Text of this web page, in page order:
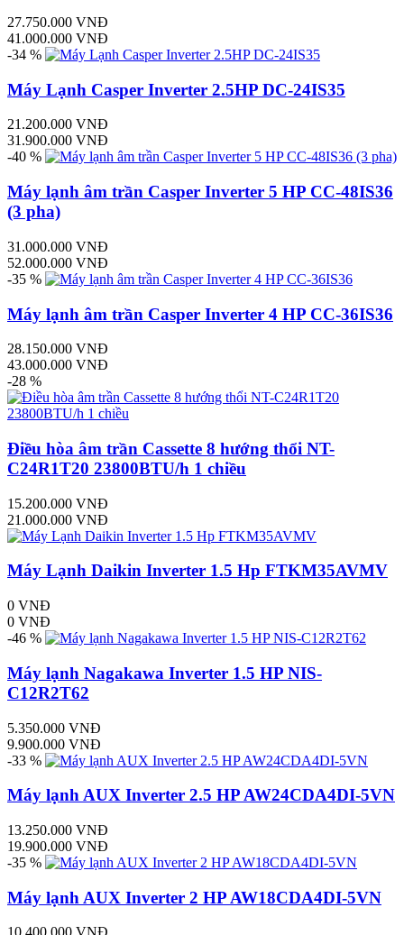
27.750.000 VNĐ
41.000.000 VNĐ
-34 %
Máy Lạnh Casper Inverter 2.5HP DC-24IS35
21.200.000 VNĐ
31.900.000 VNĐ
-40 %
Máy lạnh âm trần Casper Inverter 5 HP CC-48IS36
(3 pha)
31.000.000 VNĐ
52.000.000 VNĐ
-35 %
Máy lạnh âm trần Casper Inverter 4 HP CC-36IS36
28.150.000 VNĐ
43.000.000 VNĐ
-28 %
Điều hòa âm trần Cassette 8 hướng thổi NT-
C24R1T20 23800BTU/h 1 chiều
15.200.000 VNĐ
21.000.000 VNĐ
Máy Lạnh Daikin Inverter 1.5 Hp FTKM35AVMV
0 VNĐ
0 VNĐ
-46 %
Máy lạnh Nagakawa Inverter 1.5 HP NIS-
C12R2T62
5.350.000 VNĐ
9.900.000 VNĐ
-33 %
Máy lạnh AUX Inverter 2.5 HP AW24CDA4DI-5VN
13.250.000 VNĐ
19.900.000 VNĐ
-35 %
Máy lạnh AUX Inverter 2 HP AW18CDA4DI-5VN